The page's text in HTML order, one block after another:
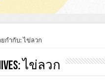
ยกำกับ:ไข่ลวก
ไข่ลวก